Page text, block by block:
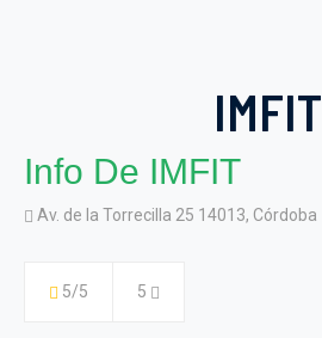
IMFIT
Info De IMFIT
Av. de la Torrecilla 25 14013, Córdoba
5/5 5